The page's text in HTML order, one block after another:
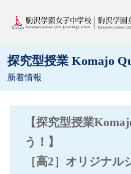
探究型授業 Komajo
新着情報
【探究型授業
う！】
［高2］オリジナ